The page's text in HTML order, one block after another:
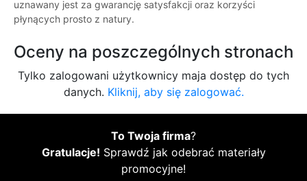
uznawany jest za gwarancję satysfakcji oraz korzyści
płynących prosto z natury.
Oceny na poszczególnych stronach
Tylko zalogowani użytkownicy maja dostęp do tych
danych. Kliknij, aby się zalogować.
To Twoja firma?
Gratulacje! Sprawdź jak odebrać materiały
promocyjne!